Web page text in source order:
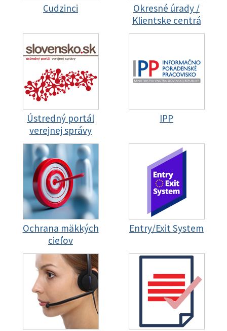
Cudzinci
Okresné úrady /
Klientske centrá
Ústredný portál
verejnej správy
IPP
Ochrana mäkkých
cieľov
Entry/Exit System